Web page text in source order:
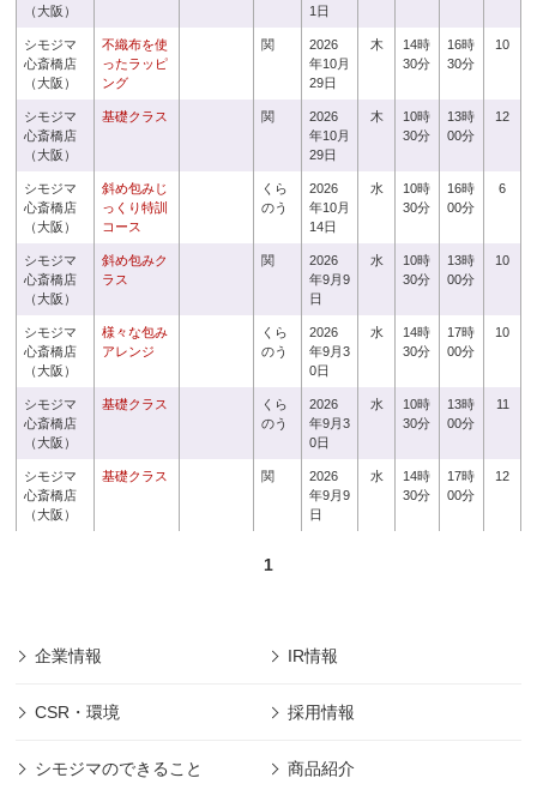
（大阪）
1日
シモジマ
心斎橋店
（大阪）
不織布を使
ったラッピ
ング
関
2026
年10月
29日
木
14時
30分
16時
30分
10
シモジマ
心斎橋店
（大阪）
基礎クラス 関
2026
年10月
29日
木
10時
30分
13時
00分
12
シモジマ
心斎橋店
（大阪）
斜め包みじ
っくり特訓
コース
くら
のう
2026
年10月
14日
水
10時
30分
16時
00分
6
シモジマ
心斎橋店
（大阪）
斜め包みク
ラス
関
2026
年9月9
日
水
10時
30分
13時
00分
10
シモジマ
心斎橋店
（大阪）
様々な包み
アレンジ
くら
のう
2026
年9月3
0日
水
14時
30分
17時
00分
10
シモジマ
心斎橋店
（大阪）
基礎クラス
くら
のう
2026
年9月3
0日
水
10時
30分
13時
00分
11
シモジマ
心斎橋店
（大阪）
基礎クラス 関
2026
年9月9
日
水
14時
30分
17時
00分
12
1
企業情報 IR情報
CSR・環境 採用情報
シモジマのできること 商品紹介